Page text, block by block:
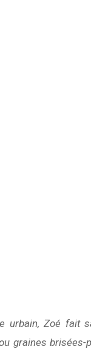
urbain, Zoé fait
graines